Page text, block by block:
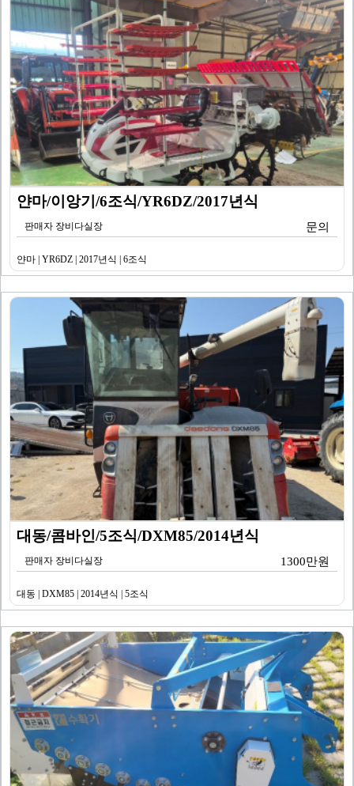
얀마/이앙기/6조식/YR6DZ/2017년식
판매자 장비다실장 문의
얀마 | YR6DZ | 2017년식 | 6조식
대동/콤바인/5조식/DXM85/2014년식
판매자 장비다실장 1300만원
대동 | DXM85 | 2014년식 | 5조식